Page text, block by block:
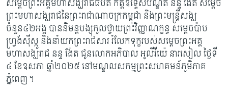
សម្តេចព្រះអគ្គមហាសង្ឃរាជធិបតី កិត្តិឧទ្ទេសបណ្ឌិត នន្ទ ង៉ែត សម្តេច
ព្រះមហាសង្ឃរាជនៃព្រះរាជាណាចក្រកម្ពុជា និងព្រះមន្ត្រីសង្ឃ
ចំនួន៤២អង្គ បាននិមន្តបង្សុកូលថ្វាយព្រះវិញ្ញាណក្ខន្ធ សម្តេចប៉ាប
ហ្វ្រង់ស៊ីស្កូ និងនាំយកព្រះរាជសារ រំលែកទុក្ខរបស់សម្តេចព្រះអគ្គ
មហាសង្ឃរាជ នន្ទ ង៉ែត ជូនលោក​អភិបាល អូលីវីយ៉េ នារសៀល ថ្ងៃទី
៤ ខែឧសភា ឆ្នាំ២០២៥ នៅមណ្ឌលសកម្មព្រះសហគមន៍ភូមិភាគ
ភ្នំពេញ។